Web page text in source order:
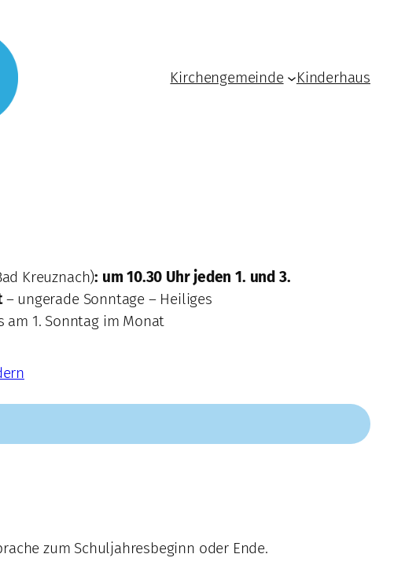
Kirchengemeinde Kinderhaus
Kreuznach): um 10.30 Uhr jeden 1. und 3.
– ungerade Sonntage – Heiliges
1. Sonntag im Monat
zum Schuljahresbeginn oder Ende.